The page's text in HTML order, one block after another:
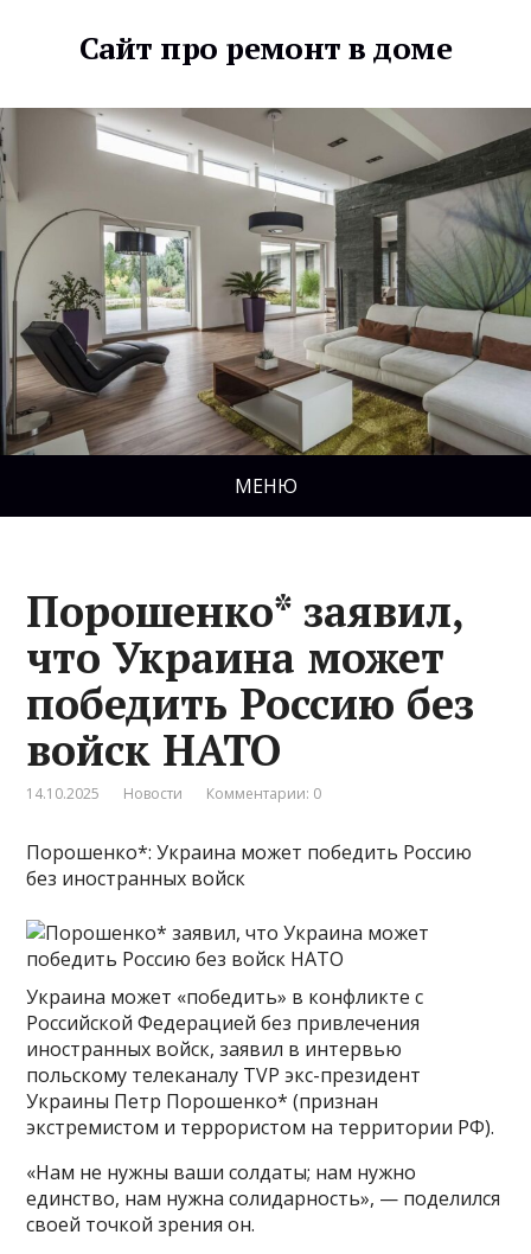
Сайт про ремонт в доме
МЕНЮ
Порошенко* заявил,
что Украина может
победить Россию без
войск НАТО
14.10.2025 Новости Комментарии: 0
Порошенко*: Украина может победить Россию
без иностранных войск
Украина может «победить» в конфликте с
Российской Федерацией без привлечения
иностранных войск, заявил в интервью
польскому телеканалу TVP экс-президент
Украины Петр Порошенко* (признан
экстремистом и террористом на территории РФ).
«Нам не нужны ваши солдаты; нам нужно
единство, нам нужна солидарность», — поделился
своей точкой зрения он.